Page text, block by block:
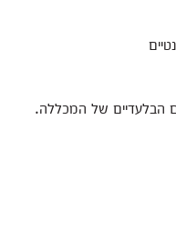
הבלעדיים של המכללה.